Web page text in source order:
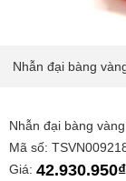
Nhẫn đại bàng
Nhẫn đại bàng vàng
Mã số:
Giá: 42.930.950₫